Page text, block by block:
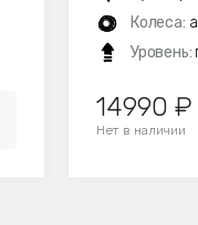
Колеса:
Уровень:
14990 ₽
Нет в наличии